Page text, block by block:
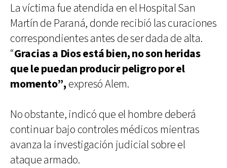
La víctima fue atendida en el Hospital San
Martín de Paraná, donde recibió las curaciones
correspondientes antes de ser dada de alta.
“Gracias a Dios está bien, no son heridas
que le puedan producir peligro por el
momento”,expresó Alem.
No obstante, indicó que el hombre deberá
continuar bajo controles médicos mientras
avanza la investigación judicial sobre el
ataque armado.